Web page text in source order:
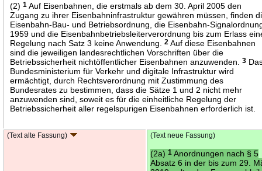
(2)1 Auf Eisenbahnen, die erstmals ab dem 30. April 2005 den
Zugang zu ihrer Eisenbahninfrastruktur gewähren müssen, finden
Eisenbahn-Bau- und Betriebsordnung, die Eisenbahn-
1959 und die Eisenbahnbetriebsleiterverordnung bis zum Erlass
Regelung nach Satz 3 keine Anwendung.2 Auf diese Eisenbahnen
sind die jeweiligen landesrechtlichen Vorschriften über die
Betriebssicherheit nichtöffentlicher Eisenbahnen anzuwenden.3
Bundesministerium für Verkehr und digitale Infrastruktur wird
ermächtigt, durch Rechtsverordnung mit Zustimmung des
Bundesrates zu bestimmen, dass die Sätze 1 und 2 nicht mehr
anzuwenden sind, soweit es für die einheitliche Regelung der
Betriebssicherheit aller regelspurigen Eisenbahnen erforderlich ist.
(Text alte Fassung) (Text neue Fassung)
(2a)1 Anordnungen nach § 5
Absatz 6 in der bis zum 29.